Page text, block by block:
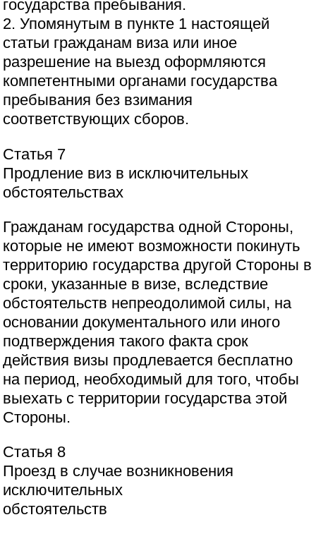
государства пребывания.
2. Упомянутым в пункте 1 настоящей
статьи гражданам виза или иное
разрешение на выезд оформляются
компетентными органами государства
пребывания без взимания
соответствующих сборов.
Статья 7
Продление виз в исключительных
обстоятельствах
Гражданам государства одной Стороны,
которые не имеют возможности покинуть
территорию государства другой Стороны в
сроки, указанные в визе, вследствие
обстоятельств непреодолимой силы, на
основании документального или иного
подтверждения такого факта срок
действия визы продлевается бесплатно
на период, необходимый для того, чтобы
выехать с территории государства этой
Стороны.
Статья 8
Проезд в случае возникновения
исключительных
обстоятельств